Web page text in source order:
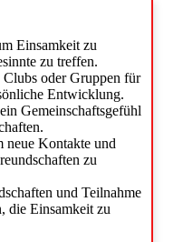
Einsamkeit zu
zu treffen.
oder Gruppen für
Entwicklung.
Gemeinschaftsgefühl
neue Kontakte und
zu
und Teilnahme
die Einsamkeit zu